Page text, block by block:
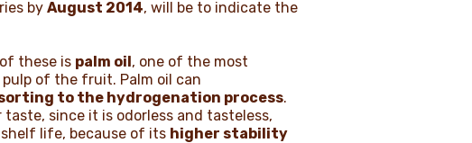
byAugust 2014, will be to indicate the
these is palm oil, one of the most
of the fruit. Palm oil can
to the hydrogenation process.
since it is odorless and tasteless,
life, because of its higher stability